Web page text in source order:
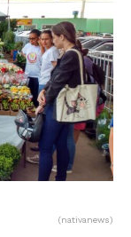
(nativanews)